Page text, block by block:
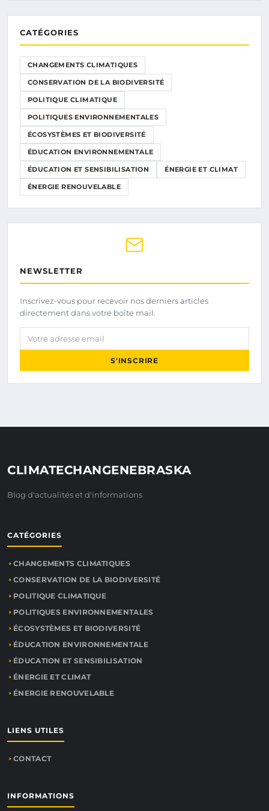
CATÉGORIES
CHANGEMENTS CLIMATIQUES
CONSERVATION DE LA BIODIVERSITÉ
POLITIQUE CLIMATIQUE
POLITIQUES ENVIRONNEMENTALES
ÉCOSYSTÈMES ET BIODIVERSITÉ
ÉDUCATION ENVIRONNEMENTALE
ÉDUCATION ET SENSIBILISATION ÉNERGIE ET CLIMAT
ÉNERGIE RENOUVELABLE
NEWSLETTER
Inscrivez-vous pour recevoir nos derniers articles
directement dans votre boîte mail.
Votre adresse email
S'INSCRIRE
CLIMATECHANGENEBRASKA
Blog d'actualités et d'informations
CATÉGORIES
CHANGEMENTS CLIMATIQUES
CONSERVATION DE LA BIODIVERSITÉ
POLITIQUE CLIMATIQUE
POLITIQUES ENVIRONNEMENTALES
ÉCOSYSTÈMES ET BIODIVERSITÉ
ÉDUCATION ENVIRONNEMENTALE
ÉDUCATION ET SENSIBILISATION
ÉNERGIE ET CLIMAT
ÉNERGIE RENOUVELABLE
LIENS UTILES
CONTACT
INFORMATIONS